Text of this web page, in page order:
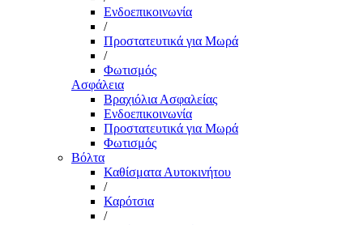
Ενδοεπικοινωνία
/
Προστατευτικά για Μωρά
/
Φωτισμός
Ασφάλεια
Βραχιόλια Ασφαλείας
Ενδοεπικοινωνία
Προστατευτικά για Μωρά
Φωτισμός
Βόλτα
Καθίσματα Αυτοκινήτου
/
Καρότσια
/